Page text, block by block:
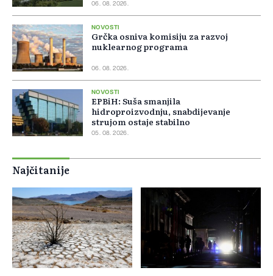
06. 08. 2026.
NOVOSTI
Grčka osniva komisiju za razvoj
nuklearnog programa
06. 08. 2026.
NOVOSTI
EPBiH: Suša smanjila
hidroproizvodnju, snabdijevanje
strujom ostaje stabilno
05. 08. 2026.
Najčitanije